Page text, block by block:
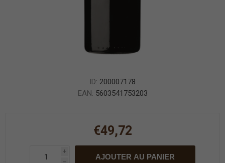
ID: 200007178
EAN: 5603541753203
€49,72
i
h
AJOUTER AU PANIER